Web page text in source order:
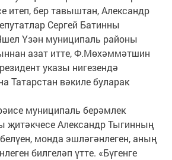
итеп, бер тавыштан, Александр
Сергей Батинны
Үзән муниципаль районы
азат итте, Ф.Мөхәммәтшин
указы нигезендә
Татарстан вәкиле буларак
муниципаль берәмлек
җитәкчесе Александр Тыгинның
монда эшләгәнлеген, аның
билгеләп үтте. «Бүгенге